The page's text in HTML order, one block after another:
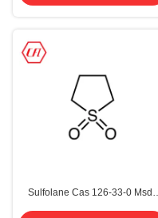
Sulfolane Cas 126-33-0 Msds